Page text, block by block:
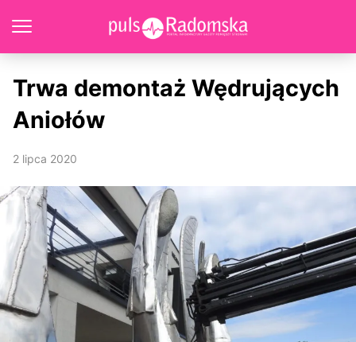
Trwa demontaż Wędrujących
Aniołów
2 lipca 2020